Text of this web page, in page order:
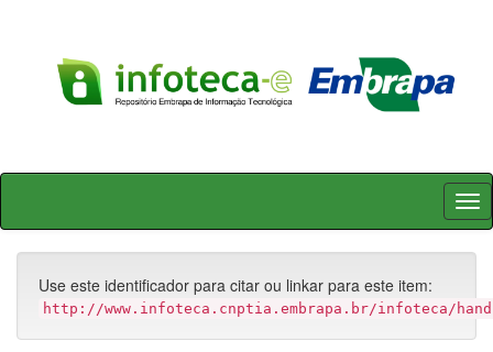
Skip
Use este identificador para citar ou linkar para este item:
http://www.infoteca.cnptia.embrapa.br/infoteca/